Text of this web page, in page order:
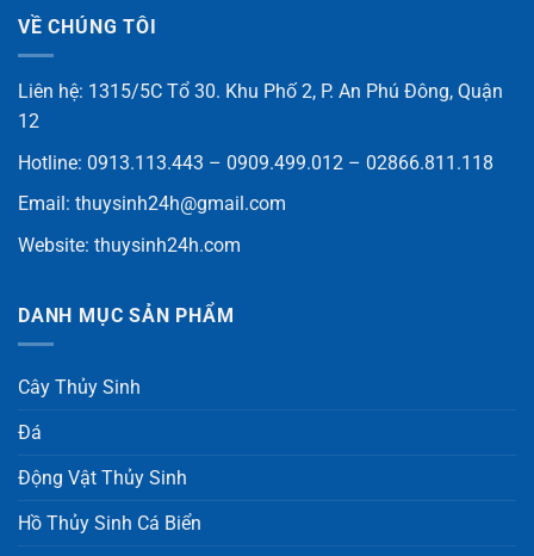
VỀ CHÚNG TÔI
Liên hệ: 1315/5C Tổ 30. Khu Phố 2, P. An Phú Đông, Quận
12
Hotline: 0913.113.443 – 0909.499.012 – 02866.811.118
Email: thuysinh24h@gmail.com
Website: thuysinh24h.com
DANH MỤC SẢN PHẨM
Cây Thủy Sinh
Đá
Động Vật Thủy Sinh
Hồ Thủy Sinh Cá Biển